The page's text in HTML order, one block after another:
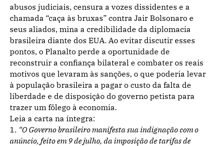
abusos judiciais, censura a vozes dissidentes e a
chamada “caça às bruxas” contra Jair Bolsonaro e
seus aliados, mina a credibilidade da diplomacia
brasileira diante dos EUA. Ao evitar discutir esses
pontos, o Planalto perde a oportunidade de
reconstruir a confiança bilateral e combater os reais
motivos que levaram às sanções, o que poderia levar
à população brasileira a pagar o custo da falta de
liberdade e de disposição do governo petista para
trazer um fôlego à economia.
Leia a carta na íntegra:
“O Governo brasileiro manifesta sua indignação com o
anúncio, feito em 9 de julho, da imposição de tarifas de